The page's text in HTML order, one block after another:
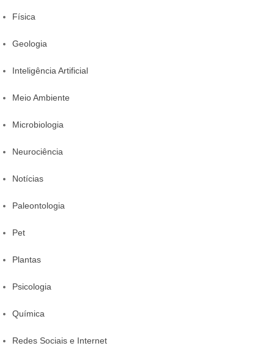
Física
Geologia
Inteligência Artificial
Meio Ambiente
Microbiologia
Neurociência
Notícias
Paleontologia
Pet
Plantas
Psicologia
Química
Redes Sociais e Internet